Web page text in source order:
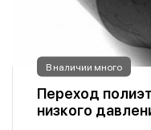
В наличии много
Переход
низкого